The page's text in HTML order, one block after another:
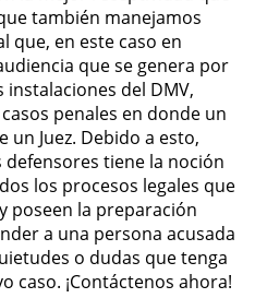
Provocado
de Propiedad
Propiedad Ajena
también manejamos
que, en este caso en
que se genera por
instalaciones del DMV,
penales en donde un
un Juez. Debido a esto,
tiene la noción
los procesos legales que
poseen la preparación
a una persona acusada
o dudas que tenga
caso. ¡Contáctenos ahora!